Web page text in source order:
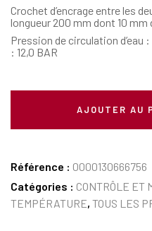
Crochet d’encrage entre les
longueur 200 mm dont 10 mm
Pression de circulation d’eau
: 12,0 BAR
AJOUTER AU
Référence : 0000130666756
Catégories : CONTRÔLE ET
TEMPÉRATURE, TOUS LES